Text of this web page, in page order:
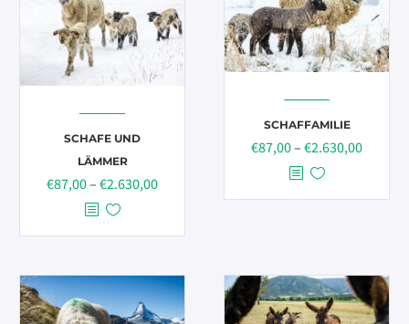
SCHAFE UND
LÄMMER
€87,00– €2.630,00Preisspanne:
SCHAFFAMILIE
€87,00– €2.630,00